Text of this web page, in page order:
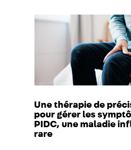
Une thérapie de
pour gérer les
PIDC, une maladie
rare